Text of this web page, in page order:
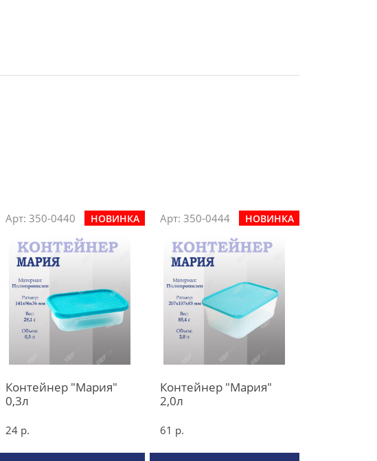
Арт: 350-0440 НОВИНКА
Контейнер "Мария"
0,3л
24 р.
Арт: 350-0444 НОВИНКА
Контейнер "Мария"
2,0л
61 р.